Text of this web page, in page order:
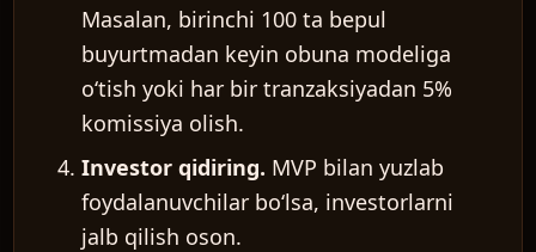
Masalan, birinchi 100 ta bepul
buyurtmadan keyin obuna modeliga
o‘tish yoki har bir tranzaksiyadan 5%
komissiya olish.
Investor qidiring. MVP bilan yuzlab
foydalanuvchilar bo‘lsa, investorlarni
jalb qilish oson.